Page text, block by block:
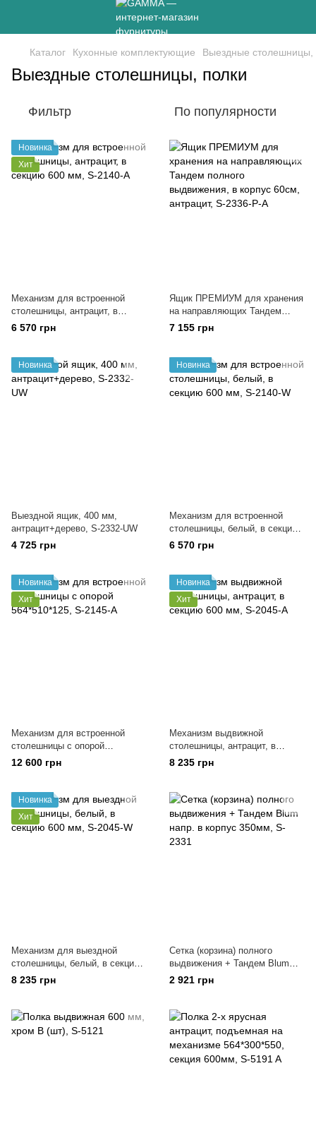
Каталог Кухонные комплектующие Выездные столешницы,
Выездные столешницы, полки
Фильтр По популярности
Новинка
Хит
Механизм для встроенной
столешницы, антрацит, в
секцию 600 мм, S-2140-A
6 570 грн
Ящик ПРЕМИУМ для хранения
на направляющих Тандем
полного выдвижения, в корпус
60см, антрацит, S-2336-P-A
7 155 грн
Новинка
Выездной ящик, 400 мм,
антрацит+дерево, S-2332-UW
4 725 грн
Новинка
Механизм для встроенной
столешницы, белый, в секцию
600 мм, S-2140-W
6 570 грн
Новинка
Хит
Механизм для встроенной
столешницы с опорой
564*510*125, S-2145-А
12 600 грн
Новинка
Хит
Механизм выдвижной
столешницы, антрацит, в
секцию 600 мм, S-2045-A
8 235 грн
Новинка
Хит
Механизм для выездной
столешницы, белый, в секцию
600 мм, S-2045-W
8 235 грн
Сетка (корзина) полного
выдвижения + Тандем Blum
напр. в корпус 350мм, S-2331
2 921 грн